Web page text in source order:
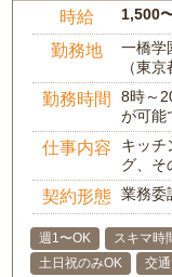
時給 1,500
勤務地
一橋学
（東
勤務時間
8時～
が可能
仕事内容
キッチ
グ、そ
契約形態 業務委
週1〜OK スキマ時
土日祝のみOK
交